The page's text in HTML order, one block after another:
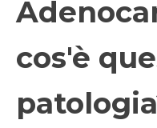
cos'è